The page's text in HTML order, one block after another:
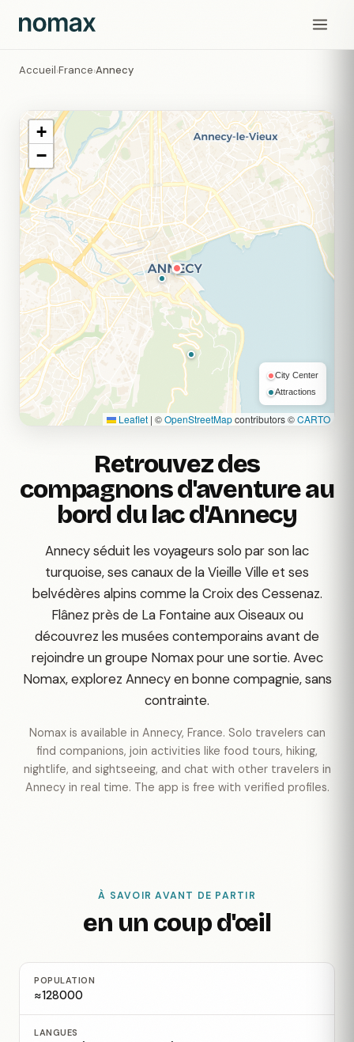
Accueil›France›Annecy
Retrouvez des
compagnons d'aventure au
bord du lac d'Annecy
Annecy séduit les voyageurs solo par son lac
turquoise, ses canaux de la Vieille Ville et ses
belvédères alpins comme la Croix des Cessenaz.
Flânez près de La Fontaine aux Oiseaux ou
découvrez les musées contemporains avant de
rejoindre un groupe Nomax pour une sortie. Avec
Nomax, explorez Annecy en bonne compagnie, sans
contrainte.
Nomax is available in Annecy, France. Solo travelers can
find companions, join activities like food tours, hiking,
nightlife, and sightseeing, and chat with other travelers in
Annecy in real time. The app is free with verified profiles.
+
−
City Center
Attractions
Leaflet | ©OpenStreetMapcontributors ©CARTO
À SAVOIR AVANT DE PARTIR
en un coup d'œil
POPULATION
≈128000
LANGUES